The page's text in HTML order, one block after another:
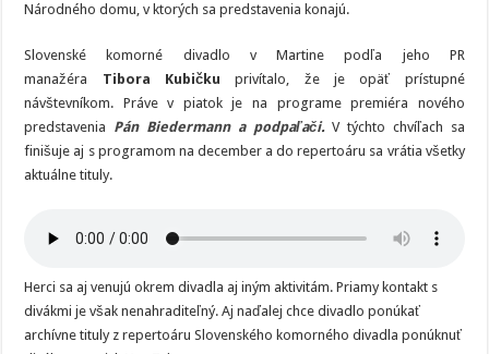
Národného domu, v ktorých sa predstavenia konajú.
Slovenské komorné divadlo v Martine podľa jeho PR
manažéra Tibora Kubičku privítalo, že je opäť prístupné
návštevníkom. Práve v piatok je na programe premiéra nového
predstavenia Pán Biedermann a podpaľači.V týchto chvíľach sa
finišuje aj s programom na december a do repertoáru sa vrátia všetky
aktuálne tituly.
Herci sa aj venujú okrem divadla aj iným aktivitám. Priamy kontakt s
divákmi je však nenahraditeľný. Aj naďalej chce divadlo ponúkať
archívne tituly z repertoáru Slovenského komorného divadla ponúknuť